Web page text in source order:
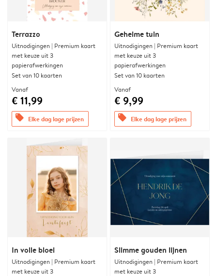
Terrazzo
Uitnodigingen | Premium kaart
met keuze uit 3
papierafwerkingen
Set van 10 kaarten
Vanaf
€ 11,99
offers Elke dag lage prijzen
Geheime tuin
Uitnodigingen | Premium kaart
met keuze uit 3
papierafwerkingen
Set van 10 kaarten
Vanaf
€ 9,99
offers Elke dag lage prijzen
In volle bloei
Uitnodigingen | Premium kaart
met keuze uit 3
Slimme gouden lijnen
Uitnodigingen | Premium kaart
met keuze uit 3